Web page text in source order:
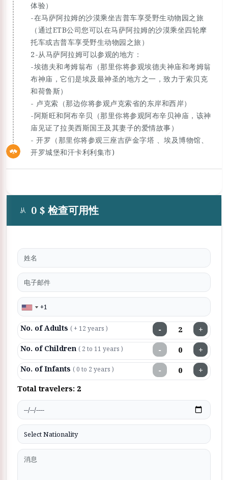
体验）
-在马萨阿拉姆的沙漠乘坐吉普车享受野生动物园之旅
（通过ETB公司您可以在马萨阿拉姆的沙漠乘坐四轮摩
托车或吉普车享受野生动物园之旅）
2-从马萨阿拉姆可以参观的地方：
-埃德夫和考姆翁布（那里你将参观埃德夫神庙和考姆翁
布神庙，它们是埃及最神圣的地方之一，致力于索贝克
和荷鲁斯）
- 卢克索（那边你将参观卢克索省的东岸和西岸）
-阿斯旺和阿布辛贝（那里你将参观阿布辛贝神庙，该神
庙见证了拉美西斯国王及其妻子的爱情故事）
- 开罗（那里你将参观三座吉萨金字塔 、埃及博物馆、
开罗城堡和汗卡利利集市)
从 0 $ 检查可用性
No. of Adults ( + 12 years ) − +
No. of Children ( 2 to 11 years ) − +
No. of Infants ( 0 to 2 years ) − +
Total travelers: 2